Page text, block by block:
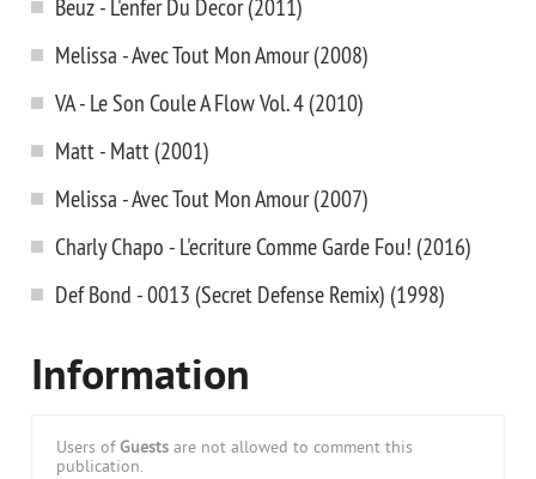
Beuz - L'enfer Du Decor (2011)
Melissa - Avec Tout Mon Amour (2008)
VA - Le Son Coule A Flow Vol. 4 (2010)
Matt - Matt (2001)
Melissa - Avec Tout Mon Amour (2007)
Charly Chapo - L'ecriture Comme Garde Fou! (2016)
Def Bond - 0013 (Secret Defense Remix) (1998)
Information
Users of Guests are not allowed to comment this
publication.